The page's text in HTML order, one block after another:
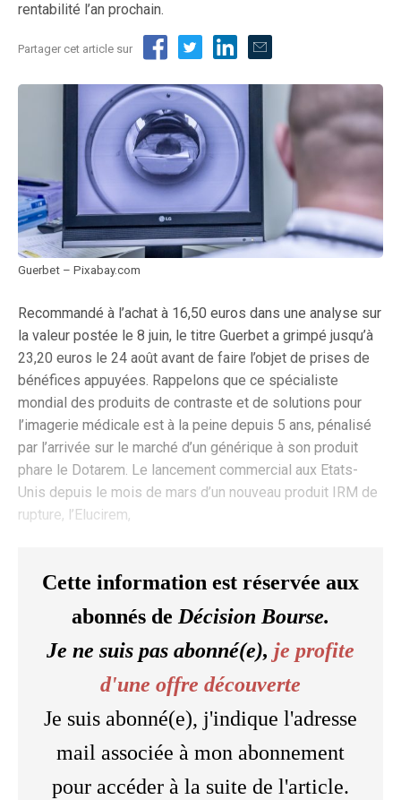
rentabilité l’an prochain.
Partager cet article sur
Guerbet – Pixabay.com
Recommandé à l’achat à 16,50 euros dans une analyse sur
la valeur postée le 8 juin, le titre Guerbet a grimpé jusqu’à
23,20 euros le 24 août avant de faire l’objet de prises de
bénéfices appuyées. Rappelons que ce spécialiste
mondial des produits de contraste et de solutions pour
l’imagerie médicale est à la peine depuis 5 ans, pénalisé
par l’arrivée sur le marché d’un générique à son produit
phare le Dotarem. Le lancement commercial aux Etats-
Unis depuis le mois de mars d’un nouveau produit IRM de
rupture, l’Elucirem,
Cette information est réservée aux
abonnés de Décision Bourse.
Je ne suis pas abonné(e), je profite
d'une offre découverte
Je suis abonné(e), j'indique l'adresse
mail associée à mon abonnement
pour accéder à la suite de l'article.